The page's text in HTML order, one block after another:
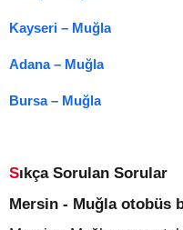
Kayseri – Muğla
Adana – Muğla
Bursa – Muğla
Sıkça Sorulan Sorular
Mersin - Muğla otobüs